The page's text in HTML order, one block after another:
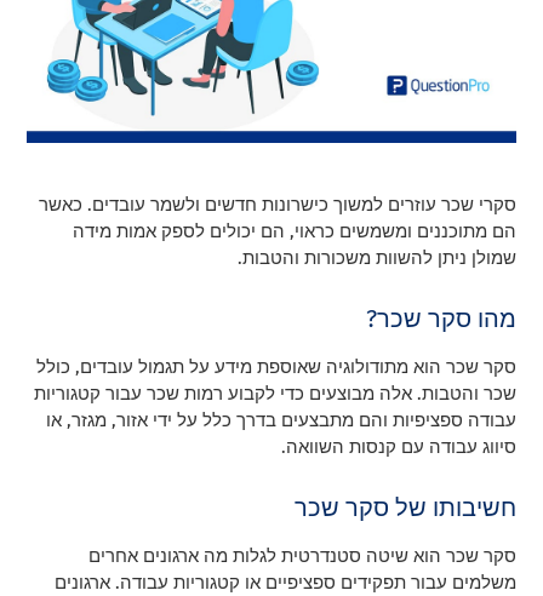
סקרי שכר עוזרים למשוך כישרונות חדשים ולשמר עובדים. כאשר
הם מתוכננים ומשמשים כראוי, הם יכולים לספק אמות מידה
שמולן ניתן להשוות משכורות והטבות.
מהו סקר שכר?
סקר שכר הוא מתודולוגיה שאוספת מידע על תגמול עובדים, כולל
שכר והטבות. אלה מבוצעים כדי לקבוע רמות שכר עבור קטגוריות
עבודה ספציפיות והם מתבצעים בדרך כלל על ידי אזור, מגזר, או
סיווג עבודה עם קנסות השוואה.
חשיבותו של סקר שכר
סקר שכר הוא שיטה סטנדרטית לגלות מה ארגונים אחרים
משלמים עבור תפקידים ספציפיים או קטגוריות עבודה. ארגונים